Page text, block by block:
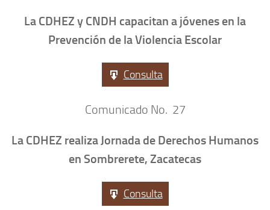
La CDHEZ y CNDH capacitan a jóvenes en la
Prevención de la Violencia Escolar
Consulta
Comunicado No. 27
La CDHEZ realiza Jornada de Derechos Humanos
en Sombrerete, Zacatecas
Consulta